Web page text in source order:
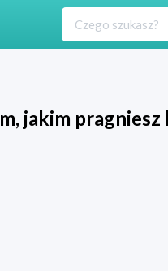
jakim pragniesz